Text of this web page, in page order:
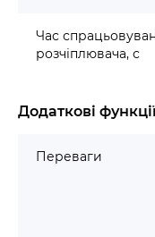
Час
розчіплювача, с
Додаткові
Переваги